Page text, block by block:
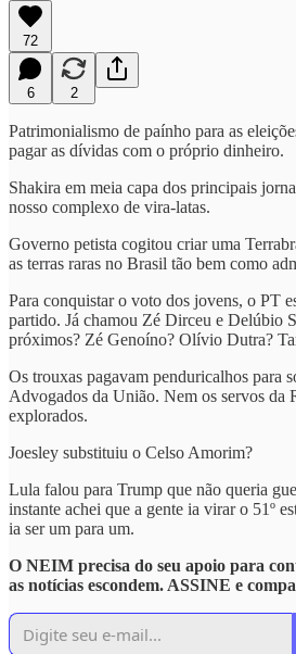
72
6 2
Patrimonialismo de paínho para as
pagar as dívidas com o próprio dinheiro.
Shakira em meia capa dos principais
nosso complexo de vira-latas.
Governo petista cogitou criar uma
as terras raras no Brasil tão bem como
Para conquistar o voto dos jovens, o PT
partido. Já chamou Zé Dirceu e Delúbio
próximos? Zé Genoíno? Olívio Dutra?
Os trouxas pagavam penduricalhos para
Advogados da União. Nem os servos da
explorados.
Joesley substituiu o Celso Amorim?
Lula falou para Trump que não queria
instante achei que a gente ia virar o 51º
ia ser um para um.
O NEIM precisa do seu apoio para
as notícias escondem. ASSINE e